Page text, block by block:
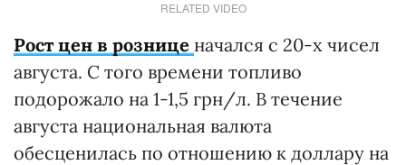
RELATED VIDEO
Рост цен в рознице начался с 20-х чисел
августа. С того времени топливо
подорожало на 1-1,5 грн/л. В течение
августа национальная валюта
обесценилась по отношению к доллару на